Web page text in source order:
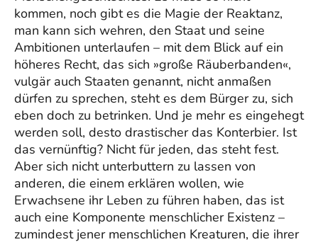
kommen, noch gibt es die Magie der Reaktanz,
man kann sich wehren, den Staat und seine
Ambitionen unterlaufen – mit dem Blick auf ein
höheres Recht, das sich »große Räuberbanden«,
vulgär auch Staaten genannt, nicht anmaßen
dürfen zu sprechen, steht es dem Bürger zu, sich
eben doch zu betrinken. Und je mehr es eingehegt
werden soll, desto drastischer das Konterbier. Ist
das vernünftig? Nicht für jeden, das steht fest.
Aber sich nicht unterbuttern zu lassen von
anderen, die einem erklären wollen, wie
Erwachsene ihr Leben zu führen haben, das ist
auch eine Komponente menschlicher Existenz –
zumindest jener menschlichen Kreaturen, die ihrer